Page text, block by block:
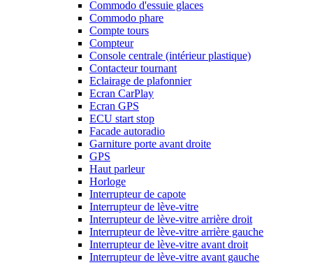
Commodo d'essuie glaces
Commodo phare
Compte tours
Compteur
Console centrale (intérieur plastique)
Contacteur tournant
Eclairage de plafonnier
Ecran CarPlay
Ecran GPS
ECU start stop
Facade autoradio
Garniture porte avant droite
GPS
Haut parleur
Horloge
Interrupteur de capote
Interrupteur de lève-vitre
Interrupteur de lève-vitre arrière droit
Interrupteur de lève-vitre arrière gauche
Interrupteur de lève-vitre avant droit
Interrupteur de lève-vitre avant gauche